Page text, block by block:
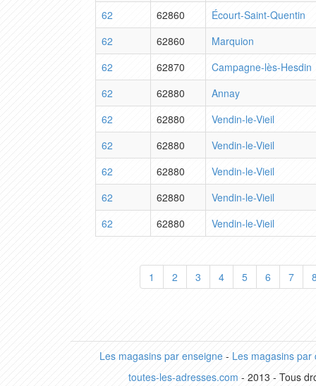
62
62860
Écourt-Saint-Quentin
62
62860
Marquion
62
62870
Campagne-lès-Hesdin
62
62880
Annay
62
62880
Vendin-le-Vieil
62
62880
Vendin-le-Vieil
62
62880
Vendin-le-Vieil
62
62880
Vendin-le-Vieil
62
62880 Vendin-le-Vieil
1 2 3 4 5 6 7
Les magasins par enseigne- Les magasins par
toutes-les-adresses.com - 2013 - Tous